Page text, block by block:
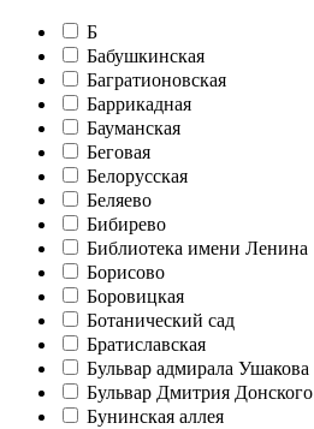
Б
Бабушкинская
Багратионовская
Баррикадная
Бауманская
Беговая
Белорусская
Беляево
Бибирево
Библиотека имени Ленина
Борисово
Боровицкая
Ботанический сад
Братиславская
Бульвар адмирала Ушакова
Бульвар Дмитрия Донского
Бунинская аллея